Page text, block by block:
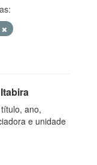
ano,
e unidade